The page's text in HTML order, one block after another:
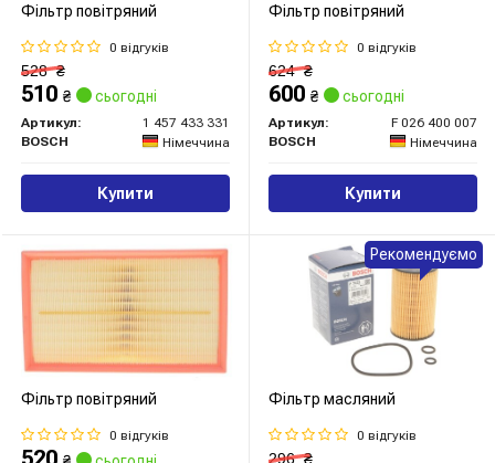
Фільтр повітряний
0 відгуків
528₴
510 ₴ сьогодні
Артикул:
1 457 433 331
BOSCH
Німеччина
Купити
Фільтр повітряний
0 відгуків
624₴
600 ₴ сьогодні
Артикул:
F 026 400 007
BOSCH
Німеччина
Купити
Фільтр повітряний
0 відгуків
Фільтр масляний
0 відгуків
296₴
Рекомендуємо